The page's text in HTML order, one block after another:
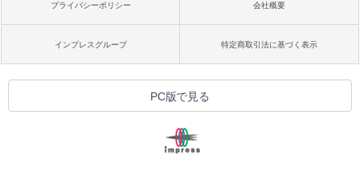
プライバシーポリシー 会社概要
インプレスグループ 特定商取引法に基づく表示
PC版で見る